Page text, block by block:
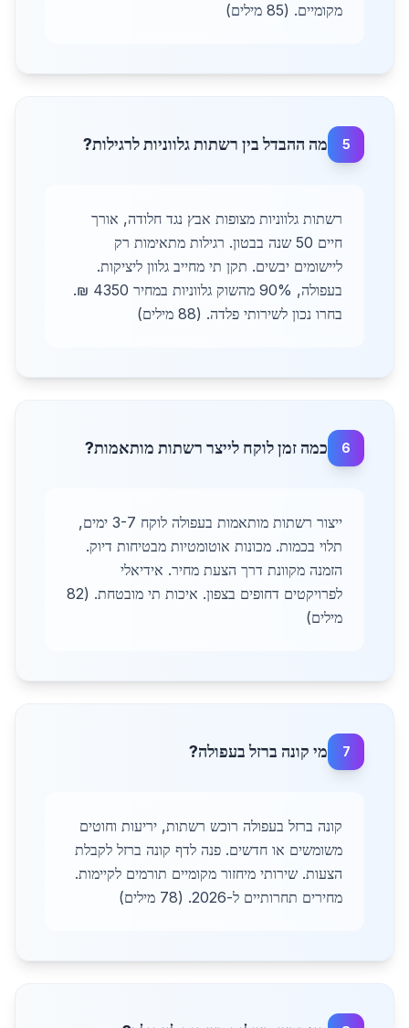
מקומיים. (85 מילים)
5 מה ההבדל בין רשתות גלווניות לרגילות?
רשתות גלווניות מצופות אבץ נגד חלודה, אורך
חיים 50 שנה בבטון. רגילות מתאימות רק
ליישומים יבשים. תקן תי מחייב גלוון ליציקות.
בעפולה, 90% מהשוק גלווניות במחיר 4350 ₪.
בחרו נכון לשירותי פלדה. (88 מילים)
6 כמה זמן לוקח לייצר רשתות מותאמות?
ייצור רשתות מותאמות בעפולה לוקח 3-7 ימים,
תלוי בכמות. מכונות אוטומטיות מבטיחות דיוק.
הזמנה מקוונת דרך הצעת מחיר. אידיאלי
לפרויקטים דחופים בצפון. איכות תי מובטחת. (82
מילים)
7 מי קונה ברזל בעפולה?
קונה ברזל בעפולה רוכש רשתות, יריעות וחוטים
משומשים או חדשים. פנה לדף קונה ברזל לקבלת
הצעות. שירותי מיחזור מקומיים תורמים לקיימות.
מחירים תחרותיים ל-2026. (78 מילים)